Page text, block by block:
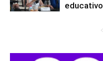
educativo